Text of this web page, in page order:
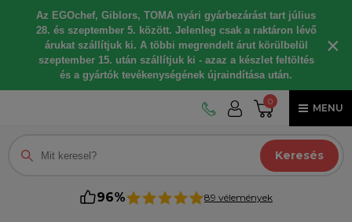
Az EGOchef, Giblors, TOMA nyári gyárbezárást tart július
28. és szeptember 5. között. Jelenleg csak a raktáron lévő
árukat szállítjuk ki. A többi megrendelt árut körülbelül
szeptember 15. után szállítjuk ki - azaz a készlet feltöltés
és a gyártók tevékenységének újraindítása után.
×
0
MENU
Keresés
96% 89 vélemények